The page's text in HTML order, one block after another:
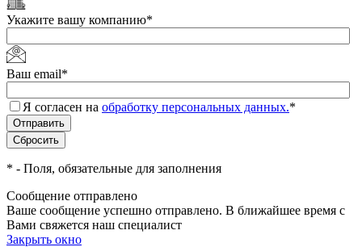
Укажите вашу компанию*
Ваш email*
Я согласен на обработку персональных данных.*
* - Поля, обязательные для заполнения
Сообщение отправлено
Ваше сообщение успешно отправлено. В ближайшее время с
Вами свяжется наш специалист
Закрыть окно